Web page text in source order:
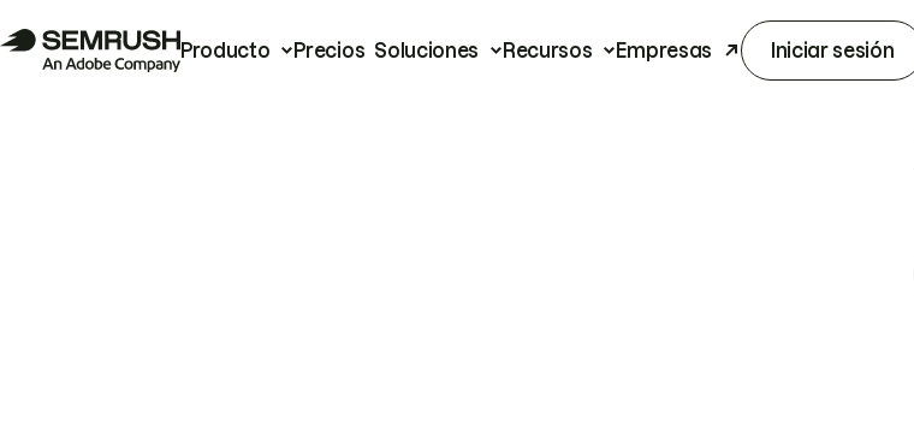
Producto Precios Soluciones Recursos Empresas Iniciar sesión